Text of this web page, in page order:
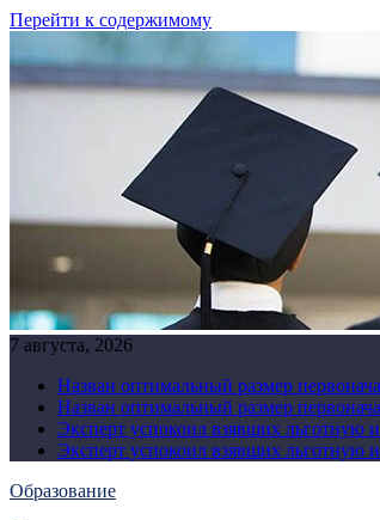
Перейти к содержимому
7 августа, 2026
Назван оптимальный размер
Назван оптимальный размер
Эксперт успокоил взявших льготную
Эксперт успокоил взявших льготную
Образование